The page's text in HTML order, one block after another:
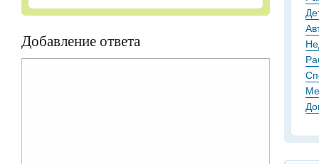
Добавление ответа